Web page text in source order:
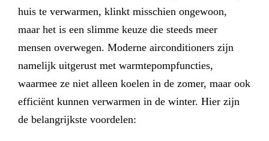
huis te verwarmen, klinkt misschien ongewoon,
maar het is een slimme keuze die steeds meer
mensen overwegen. Moderne airconditioners zijn
namelijk uitgerust met warmtepompfuncties,
waarmee ze niet alleen koelen in de zomer, maar ook
efficiënt kunnen verwarmen in de winter. Hier zijn
de belangrijkste voordelen: